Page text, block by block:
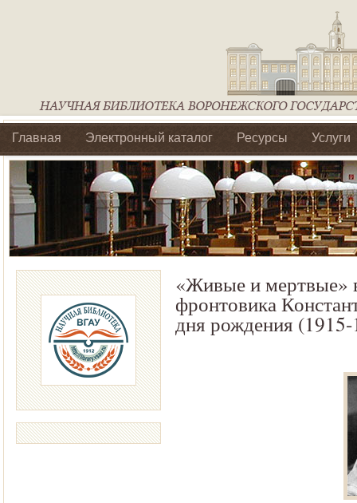
Главная Электронный каталог Ресурсы Услуги
Библиотеки регионального отделения Ассоциации
«Живые и мертвые»
фронтовика
дня рождения